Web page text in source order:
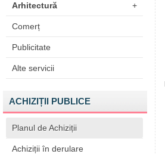
Arhitectură +
Comerț
Publicitate
Alte servicii
ACHIZIȚII PUBLICE
Planul de Achiziții
Achiziții în derulare